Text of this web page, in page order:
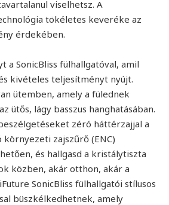
viselhetsz. A
tökéletes keveréke az
érdekében.
a SonicBliss fülhallgatóval, amil
kivételes teljesítményt nyújt.
ütemben, amely a fülednek
ütős, lágy basszus hanghatásában.
zéró háttérzajjal a
környezeti zajszűrő (ENC)
és hallgasd a kristálytiszta
közben, akár otthon, akár a
SonicBliss fülhallgatói stílusos
büszkélkedhetnek, amely